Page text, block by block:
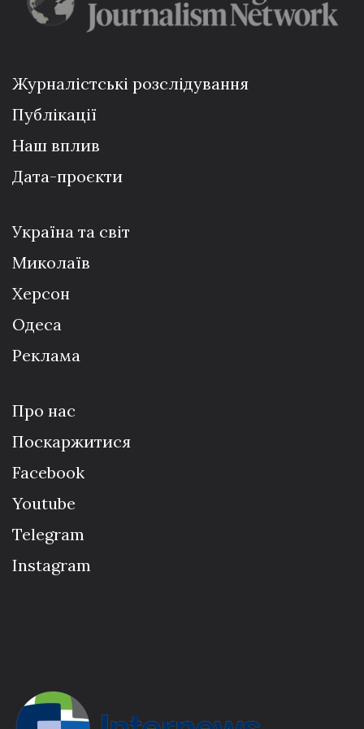
Журналістські розслідування
Публікації
Наш вплив
Дата-проєкти
Україна та світ
Миколаїв
Херсон
Одеса
Реклама
Про нас
Поскаржитися
Facebook
Youtube
Telegram
Instagram